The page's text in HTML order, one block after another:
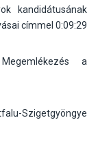
kandidátusának
címmel 0:09:29
a
Szigetgyöngye